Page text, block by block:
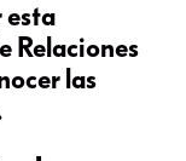
esta
Relaciones
las